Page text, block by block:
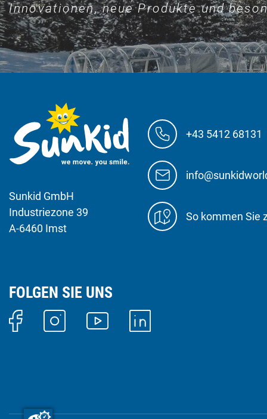
Innovationen, neue Produkte und
Sunkid GmbH
Industriezone 39
A-6460 Imst
+43 5412 68131
So kommen Sie
FOLGEN SIE UNS